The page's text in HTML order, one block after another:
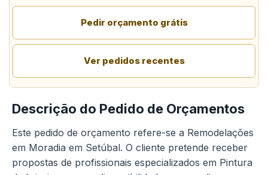
Pedir orçamento grátis
Ver pedidos recentes
Descrição do Pedido de Orçamentos
Este pedido de orçamento refere-se a Remodelações
em Moradia em Setúbal. O cliente pretende receber
propostas de profissionais especializados em Pintura